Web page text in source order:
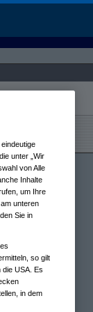
unter „Wir
von Alle
Inhalte
um Ihre
unteren
Sie in
so gilt
die USA. Es
in dem